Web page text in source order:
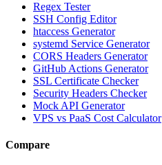
Regex Tester
SSH Config Editor
htaccess Generator
systemd Service Generator
CORS Headers Generator
GitHub Actions Generator
SSL Certificate Checker
Security Headers Checker
Mock API Generator
VPS vs PaaS Cost Calculator
Compare